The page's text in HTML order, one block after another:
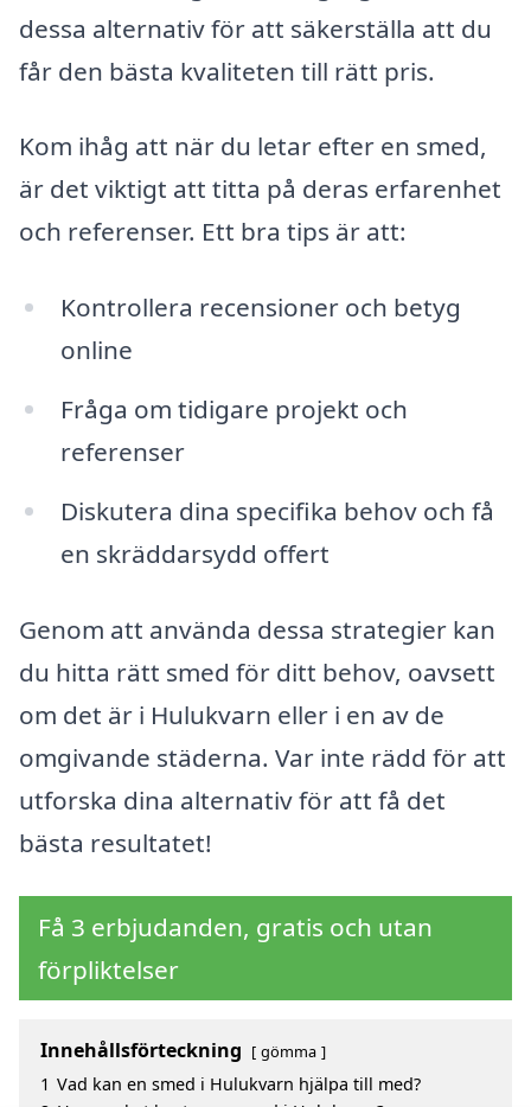
dessa alternativ för att säkerställa att du
får den bästa kvaliteten till rätt pris.
Kom ihåg att när du letar efter en smed,
är det viktigt att titta på deras erfarenhet
och referenser. Ett bra tips är att:
Kontrollera recensioner och betyg
online
Fråga om tidigare projekt och
referenser
Diskutera dina specifika behov och få
en skräddarsydd offert
Genom att använda dessa strategier kan
du hitta rätt smed för ditt behov, oavsett
om det är i Hulukvarn eller i en av de
omgivande städerna. Var inte rädd för att
utforska dina alternativ för att få det
bästa resultatet!
Få 3 erbjudanden, gratis och utan
förpliktelser
Innehållsförteckning gömma
1 Vad kan en smed i Hulukvarn hjälpa till med?